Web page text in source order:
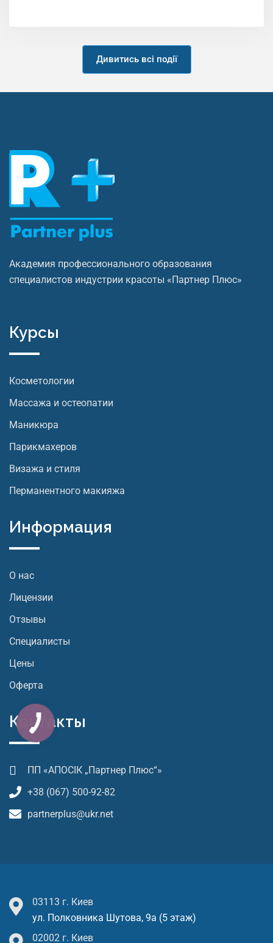
Дивитись всі події
Академия профессионального образования
специалистов индустрии красоты «Партнер Плюс»
Курсы
Косметологии
Массажа и остеопатии
Маникюра
Парикмахеров
Визажа и стиля
Перманентного макияжа
Информация
О нас
Лицензии
Отзывы
Специалисты
Цены
Оферта
Контакты
ПП «АПОСІК „Партнер Плюс“»
+38 (067) 500-92-82
partnerplus@ukr.net
03113 г. Киев
ул. Полковника Шутова, 9а (5 этаж)
02002 г. Киев